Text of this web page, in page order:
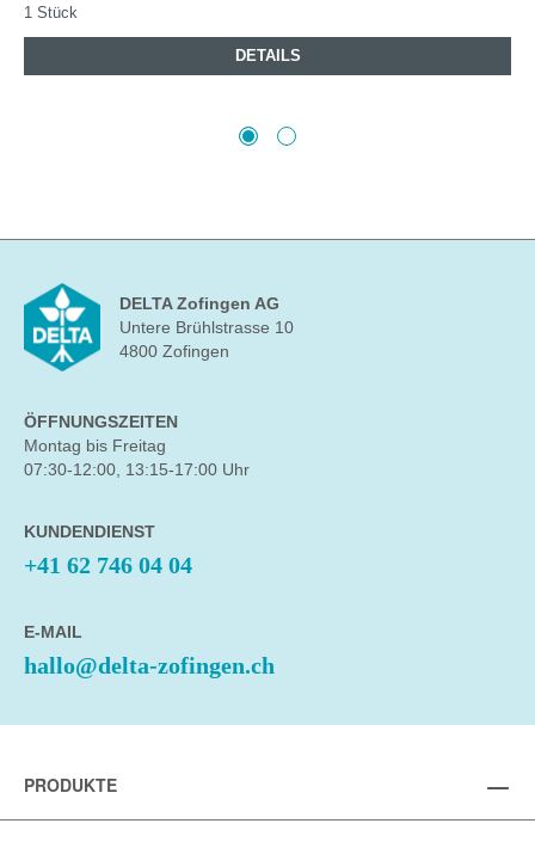
1 Stück
DETAILS
DELTA Zofingen AG
Untere Brühlstrasse 10
4800 Zofingen
ÖFFNUNGSZEITEN
Montag bis Freitag
07:30-12:00, 13:15-17:00 Uhr
KUNDENDIENST
+41 62 746 04 04
E-MAIL
hallo@delta-zofingen.ch
PRODUKTE